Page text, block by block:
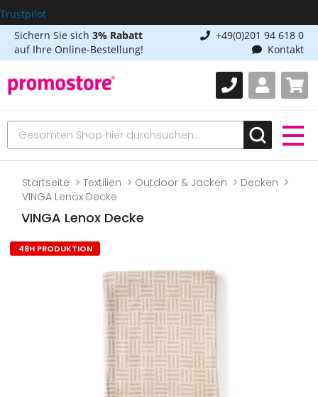
Trustpilot
Sichern Sie sich 3% Rabatt
auf Ihre Online-Bestellung!
+49(0)201 94 618 0
Kontakt
Startseite Textilien Outdoor & Jacken
Decken
VINGA Lenox Decke
VINGA Lenox Decke
Zum
48H PRODUKTION